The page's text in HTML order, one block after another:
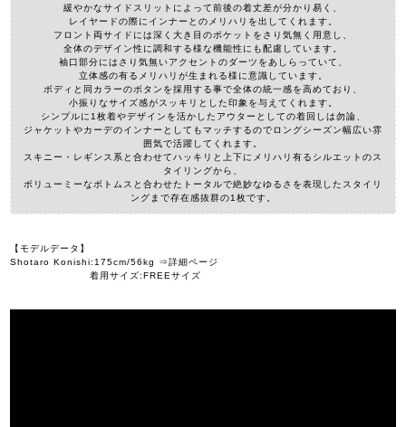
緩やかなサイドスリットによって前後の着丈差が分かり易く、
レイヤードの際にインナーとのメリハリを出してくれます。
フロント両サイドには深く大き目のポケットをさり気無く用意し、
全体のデザイン性に調和する様な機能性にも配慮しています。
袖口部分にはさり気無いアクセントのダーツをあしらっていて、
立体感の有るメリハリが生まれる様に意識しています。
ボディと同カラーのボタンを採用する事で全体の統一感を高めており、
小振りなサイズ感がスッキリとした印象を与えてくれます。
シンプルに1枚着やデザインを活かしたアウターとしての着回しは勿論、
ジャケットやカーデのインナーとしてもマッチするのでロングシーズン幅広い雰
囲気で活躍してくれます。
スキニー・レギンス系と合わせてハッキリと上下にメリハリ有るシルエットのス
タイリングから、
ボリューミーなボトムスと合わせたトータルで絶妙なゆるさを表現したスタイリ
ングまで存在感抜群の1枚です。
【モデルデータ】
Shotaro Konishi:175cm/56kg ⇒詳細ページ
着用サイズ:FREEサイズ